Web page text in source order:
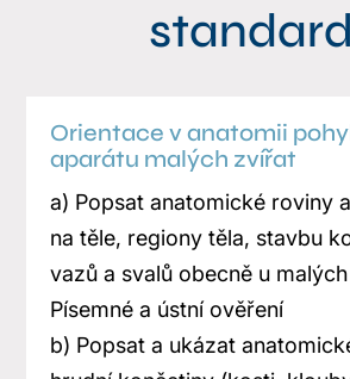
Orientace v anatomii
aparátu malých zvířat
a) Popsat anatomické roviny
na těle, regiony těla, stavbu
vazů a svalů obecně u
Písemné a ústní ověření
b) Popsat a ukázat